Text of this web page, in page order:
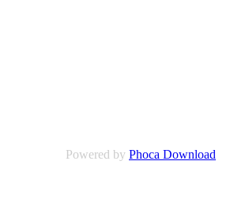
Powered by Phoca Download